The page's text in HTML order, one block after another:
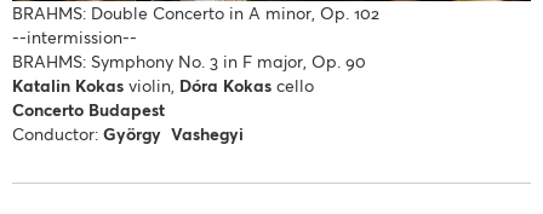
BRAHMS: Double Concerto in A minor, Op. 102
--intermission--
BRAHMS: Symphony No. 3 in F major, Op. 90
Katalin Kokas violin, Dóra Kokas cello
Concerto Budapest
Conductor: György Vashegyi